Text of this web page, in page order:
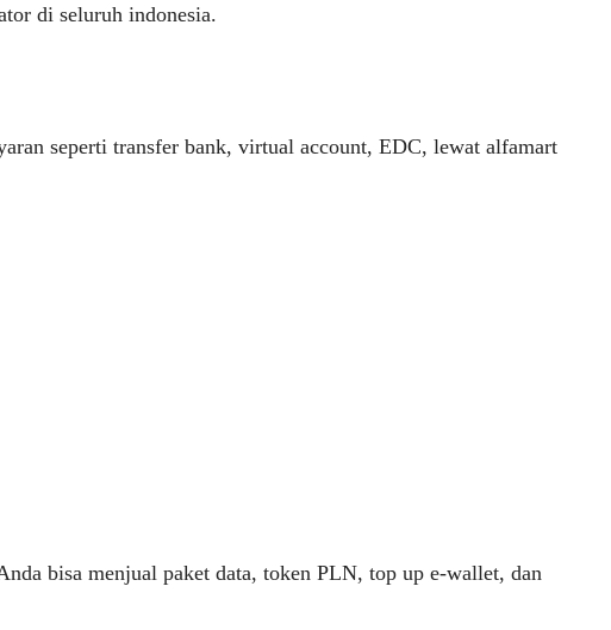
di seluruh indonesia.
seperti transfer bank, virtual account, EDC, lewat alfamart
bisa menjual paket data, token PLN, top up e-wallet, dan